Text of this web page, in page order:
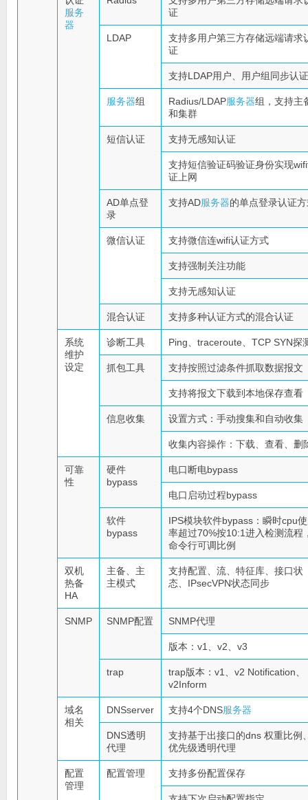
服务
器
证
LDAP
支持多用户第三方存储远端请求
证
支持LDAP用户、用户组同步认证
服务器组 Radius/LDAP服务器组，支持主
和集群
短信认证 支持无感知认证
支持短信验证码验证身份实现
证上网
AD单点登
录
支持AD服务器的单点登录认证
微信认证 支持微信连wifi认证方式
支持强制关注功能
支持无感知认证
混合认证 支持多种认证方式的混合认证
系统
维护
设定
诊断工具 Ping、traceroute、TCP SYN探
抓包工具 支持按照过滤条件抓取数据报文
支持将报文下载到本地保存查看
信息收集 设置方式：手动搜集和自动收集
收集内容操作：下载、查看、删
可靠
性
硬件
bypass
电口断电bypass
电口启动过程bypass
软件
bypass
IPS模块软件bypass：瞬时cpu
率超过70%按10:1进入检测流程
命令行可调比例
双机
热备
HA
主备、主
主模式
支持配置、流、特征库、接口状
态、IPsecVPN状态同步
SNMP SNMP配置 SNMP代理
版本：v1、v2、v3
trap
trap版本：v1、v2 Notification、
v2Inform
域名
相关
DNSserver 支持4个DNS服务器
DNS透明
代理
支持基于出接口的dns 权重比例
优先级透明代理
配置
管理
配置管理 支持多份配置保存